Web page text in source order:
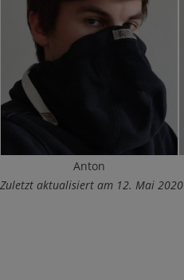
Anton
Zuletzt aktualisiert am 12. Mai 2020